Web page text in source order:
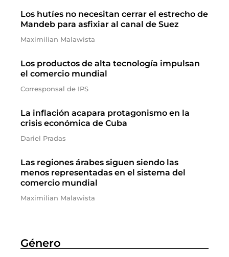
Los hutíes no necesitan cerrar el estrecho de
Mandeb para asfixiar al canal de Suez
Maximilian Malawista
Los productos de alta tecnología impulsan
el comercio mundial
Corresponsal de IPS
La inflación acapara protagonismo en la
crisis económica de Cuba
Dariel Pradas
Las regiones árabes siguen siendo las
menos representadas en el sistema del
comercio mundial
Maximilian Malawista
Género